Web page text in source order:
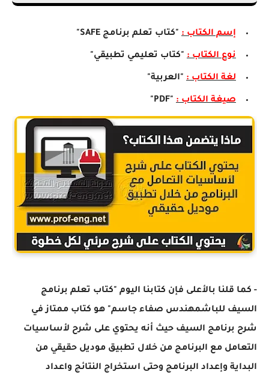
إسم الكتاب : "كتاب تعلم برنامج SAFE"
نوع الكتاب : "كتاب تعليمي تطبيقي"
لغة الكتاب : "العربية"
صيغة الكتاب : "PDF"
- كما قلنا بالأعلى فإن كتابنا اليوم "كتاب تعلم برنامج
السيف للباشمهندس صفاء جاسم" هو كتاب ممتاز في
شرح برنامج السيف حيث أنه يحتوي على شرح لأساسيات
التعامل مع البرنامج من خلال تطبيق موديل حقيقي من
البداية وإعداد البرنامج وحتى استخراج النتائج واعداد